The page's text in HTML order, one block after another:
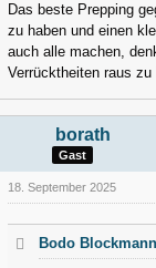
Das beste Prepping
zu haben und einen
auch alle machen,
Verrücktheiten raus zu
borath
Gast
18. September 2025
Bodo